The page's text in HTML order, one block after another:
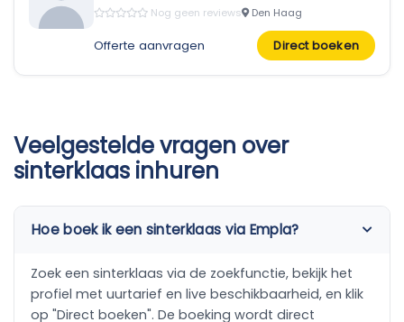
Nog geen reviews Den Haag
Offerte aanvragen Direct boeken
Veelgestelde vragen over
sinterklaas inhuren
Hoe boek ik een sinterklaas via Empla?
Zoek een sinterklaas via de zoekfunctie, bekijk het
profiel met uurtarief en live beschikbaarheid, en klik
op "Direct boeken". De boeking wordt direct